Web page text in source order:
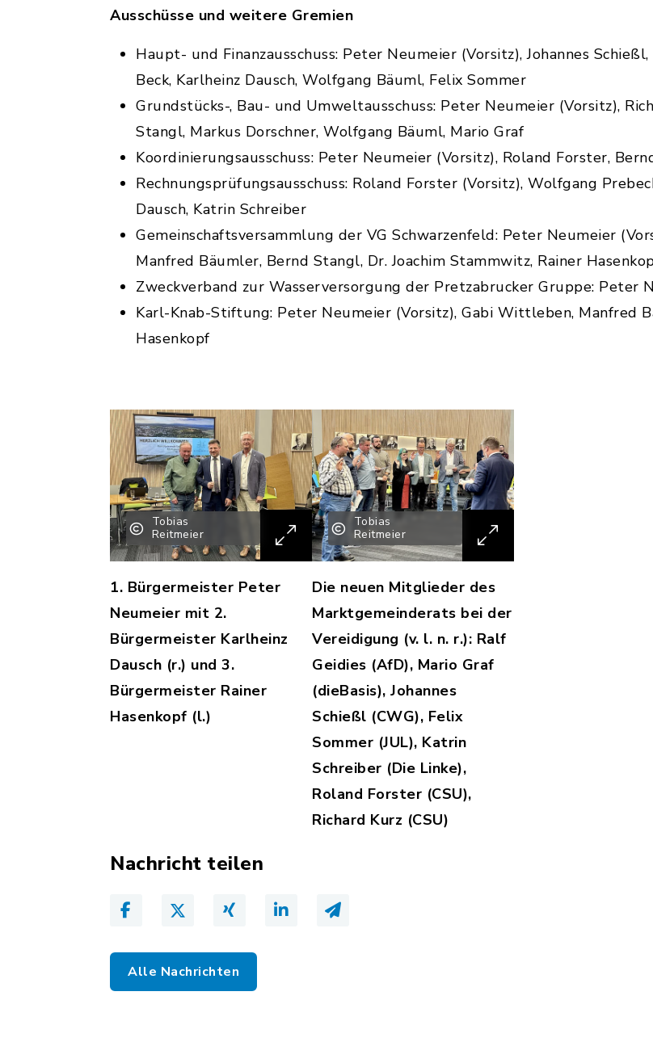
Ausschüsse und weitere Gremien
Haupt- und Finanzausschuss: Peter Neumeier (Vorsitz), Johannes
Beck, Karlheinz Dausch, Wolfgang Bäuml, Felix Sommer
Grundstücks-, Bau- und Umweltausschuss: Peter Neumeier (Vorsitz),
Stangl, Markus Dorschner, Wolfgang Bäuml, Mario Graf
Koordinierungsausschuss: Peter Neumeier (Vorsitz), Roland Forster,
Rechnungsprüfungsausschuss: Roland Forster (Vorsitz), Wolfgang
Dausch, Katrin Schreiber
Gemeinschaftsversammlung der VG Schwarzenfeld: Peter Neumeier
Manfred Bäumler, Bernd Stangl, Dr. Joachim Stammwitz, Rainer
Zweckverband zur Wasserversorgung der Pretzabrucker Gruppe: Peter
Karl-Knab-Stiftung: Peter Neumeier (Vorsitz), Gabi Wittleben, Manfred
Hasenkopf
Tobias
Reitmeier
1. Bürgermeister Peter
Neumeier mit 2.
Bürgermeister Karlheinz
Dausch (r.) und 3.
Bürgermeister Rainer
Hasenkopf (l.)
Tobias
Reitmeier
Die neuen Mitglieder des
Marktgemeinderats bei der
Vereidigung (v. l. n. r.): Ralf
Geidies (AfD), Mario Graf
(dieBasis), Johannes
Schießl (CWG), Felix
Sommer (JUL), Katrin
Schreiber (Die Linke),
Roland Forster (CSU),
Richard Kurz (CSU)
Nachricht teilen
Alle Nachrichten